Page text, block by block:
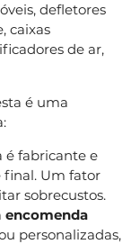
defletores
caixas
de ar,
é uma
é fabricante e
final. Um fator
sobrecustos.
encomenda
personalizadas,